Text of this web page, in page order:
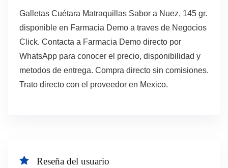
Galletas Cuétara Matraquillas Sabor a Nuez, 145 gr.
disponible en Farmacia Demo a traves de Negocios
Click. Contacta a Farmacia Demo directo por
WhatsApp para conocer el precio, disponibilidad y
metodos de entrega. Compra directo sin comisiones.
Trato directo con el proveedor en Mexico.
Reseña del usuario